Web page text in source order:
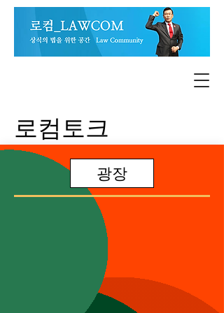
로컴토크
광장